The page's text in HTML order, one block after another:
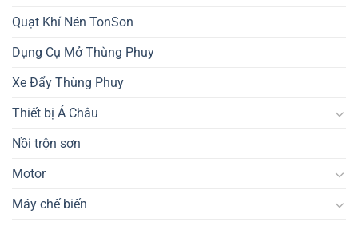
Quạt Khí Nén TonSon
Dụng Cụ Mở Thùng Phuy
Xe Đẩy Thùng Phuy
Thiết bị Á Châu
Nồi trộn sơn
Motor
Máy chế biến